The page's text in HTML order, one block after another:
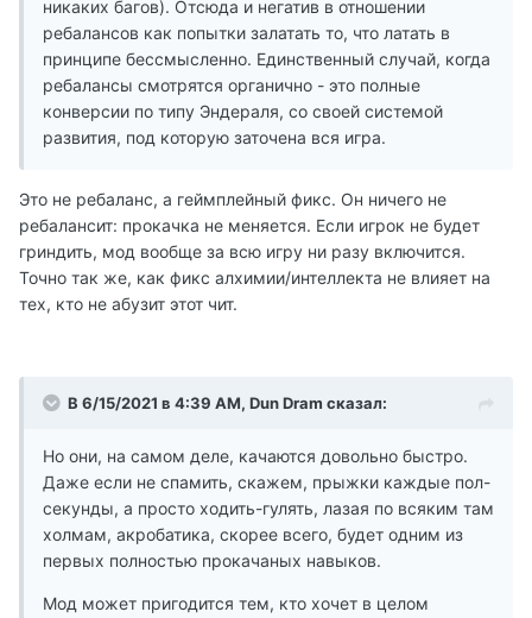
никаких багов). Отсюда и негатив в отношении
ребалансов как попытки залатать то, что латать в
принципе бессмысленно. Единственный случай, когда
ребалансы смотрятся органично - это полные
конверсии по типу Эндераля, со своей системой
развития, под которую заточена вся игра.
Это не ребаланс, а геймплейный фикс. Он ничего не
ребалансит: прокачка не меняется. Если игрок не будет
гриндить, мод вообще за всю игру ни разу включится.
Точно так же, как фикс алхимии/интеллекта не влияет на
тех, кто не абузит этот чит.
В 6/15/2021 в 4:39 AM, Dun Dram сказал:
Но они, на самом деле, качаются довольно быстро.
Даже если не спамить, скажем, прыжки каждые пол-
секунды, а просто ходить-гулять, лазая по всяким там
холмам, акробатика, скорее всего, будет одним из
первых полностью прокачаных навыков.
Мод может пригодится тем, кто хочет в целом